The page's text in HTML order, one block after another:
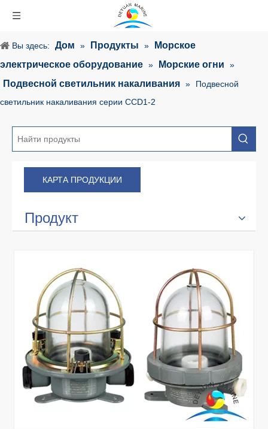
Вы здесь: Дом » Продукты »
Морское
электрическое оборудование » Морские огни »
Подвесной светильник накаливания »
Подвесной
светильник накаливания серии CCD1-2
КАРТА ПРОДУКЦИИ
Продукт